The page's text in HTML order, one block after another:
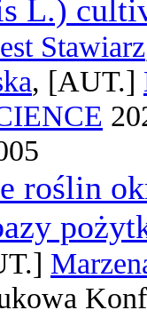
L.)
Stawiarz
, [AUT.]
roślin